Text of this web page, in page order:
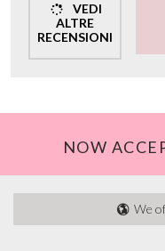
VEDI
ALTRE
RECENSIONI
NOW
We